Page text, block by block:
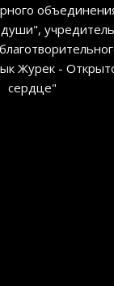
учредитель
Журек -
сердце"